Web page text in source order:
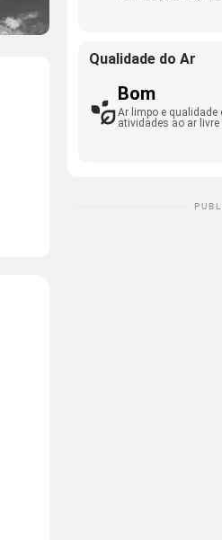
Qualidade do Ar
Bom
Ar limpo e qualidade
atividades ao ar